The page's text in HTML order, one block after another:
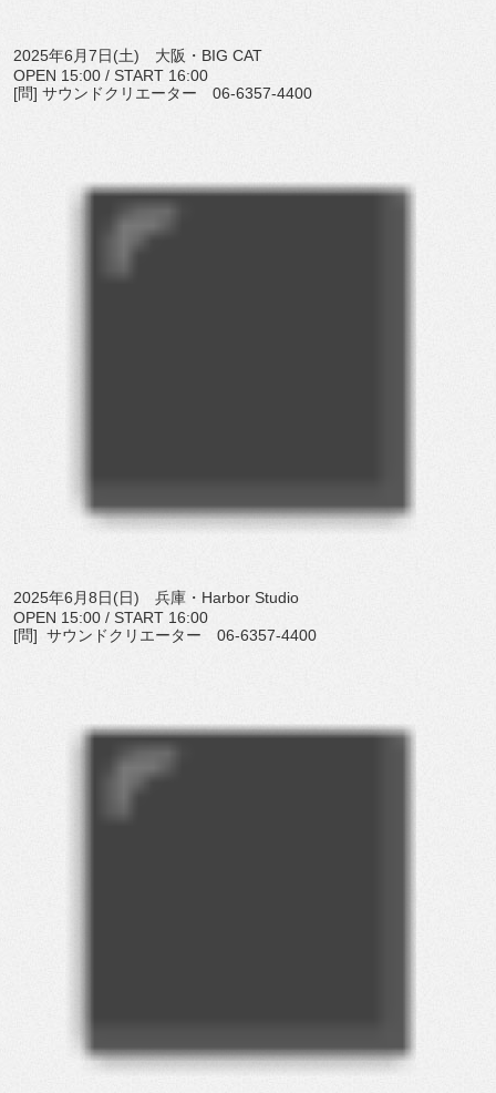
2025年6月7日(土) 大阪・BIG CAT
OPEN 15:00 / START 16:00
[問] サウンドクリエーター 06-6357-4400
2025年6月8日(日) 兵庫・Harbor Studio
OPEN 15:00 / START 16:00
[問] サウンドクリエーター 06-6357-4400